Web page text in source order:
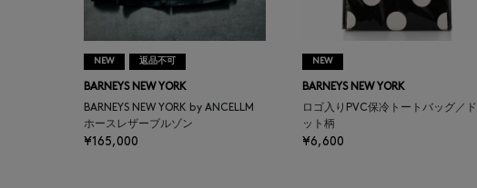
ATHLETICS FTWR
ATTO VANNUCCI
FIRENZE
NEW 返品不可
BARNEYS NEW YORK
BARNEYS NEW YORK by ANCELLM
ホースレザーブルゾン
¥165,000
NEW
BARNEYS NEW YORK
ロゴ入りPVC保冷トートバッグ／ド
ット柄
¥6,600